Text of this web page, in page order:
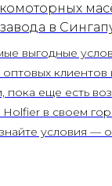
в
выгодные
оптовых
пока еще есть
Holfier в своем
условия —